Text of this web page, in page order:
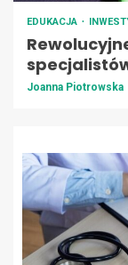
EDUKACJA
Joanna Piotrowska